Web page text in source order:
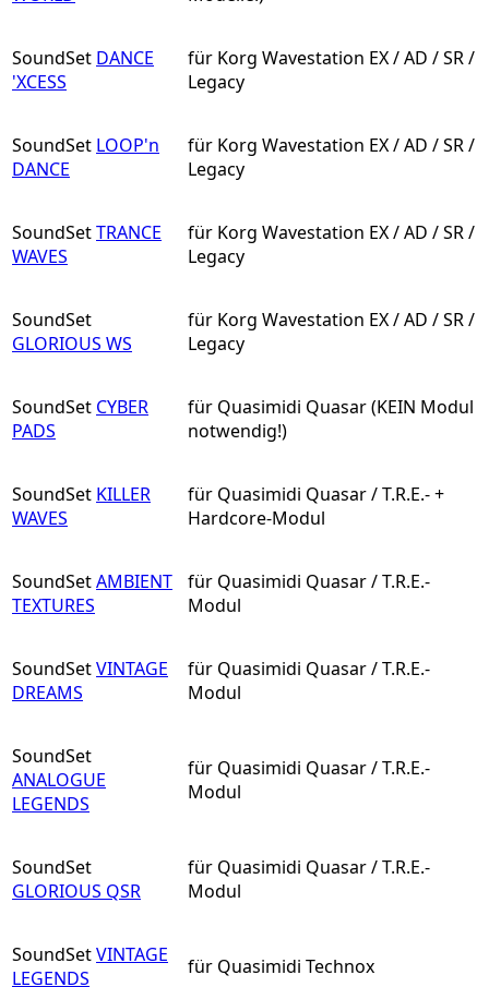
SoundSet DANCE
'XCESS
für Korg Wavestation EX / AD / SR /
Legacy
SoundSet LOOP'n
DANCE
für Korg Wavestation EX / AD / SR /
Legacy
SoundSetTRANCE
WAVES
für Korg Wavestation EX / AD / SR /
Legacy
SoundSet
GLORIOUS WS
für Korg Wavestation EX / AD / SR /
Legacy
SoundSet CYBER
PADS
für Quasimidi Quasar (KEIN Modul
notwendig!)
SoundSet KILLER
WAVES
für Quasimidi Quasar / T.R.E.- +
Hardcore-Modul
SoundSetAMBIENT
TEXTURES
für Quasimidi Quasar / T.R.E.-
Modul
SoundSetVINTAGE
DREAMS
für Quasimidi Quasar / T.R.E.-
Modul
SoundSet
ANALOGUE
LEGENDS
für Quasimidi Quasar / T.R.E.-
Modul
SoundSet
GLORIOUS QSR
für Quasimidi Quasar / T.R.E.-
Modul
SoundSetVINTAGE
LEGENDS
für Quasimidi Technox